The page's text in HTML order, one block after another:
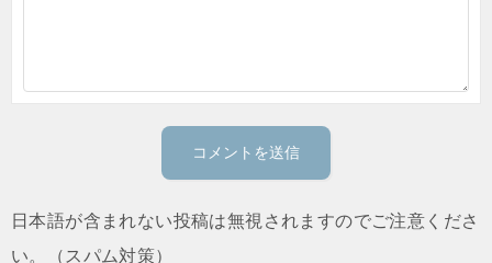
日本語が含まれない投稿は無視されますのでご注意くださ
い。（スパム対策）